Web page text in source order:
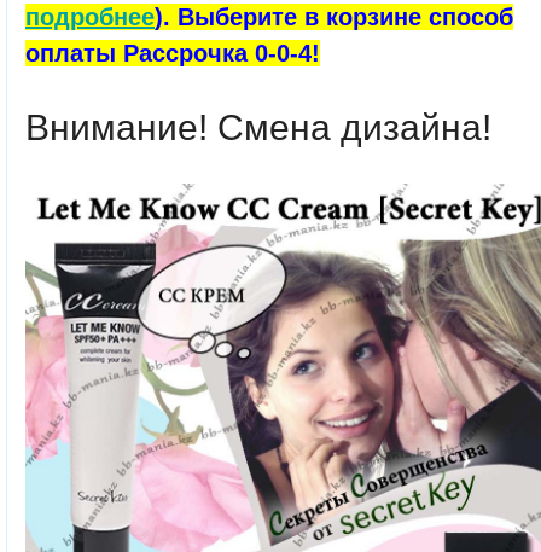
подробнее). Выберите в корзине способ
оплаты Рассрочка 0-0-4!
Внимание! Смена дизайна!